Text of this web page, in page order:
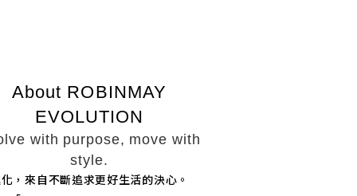
About ROBINMAY
EVOLUTION
with purpose, move with
style.
，來自不斷追求更好生活的決心。